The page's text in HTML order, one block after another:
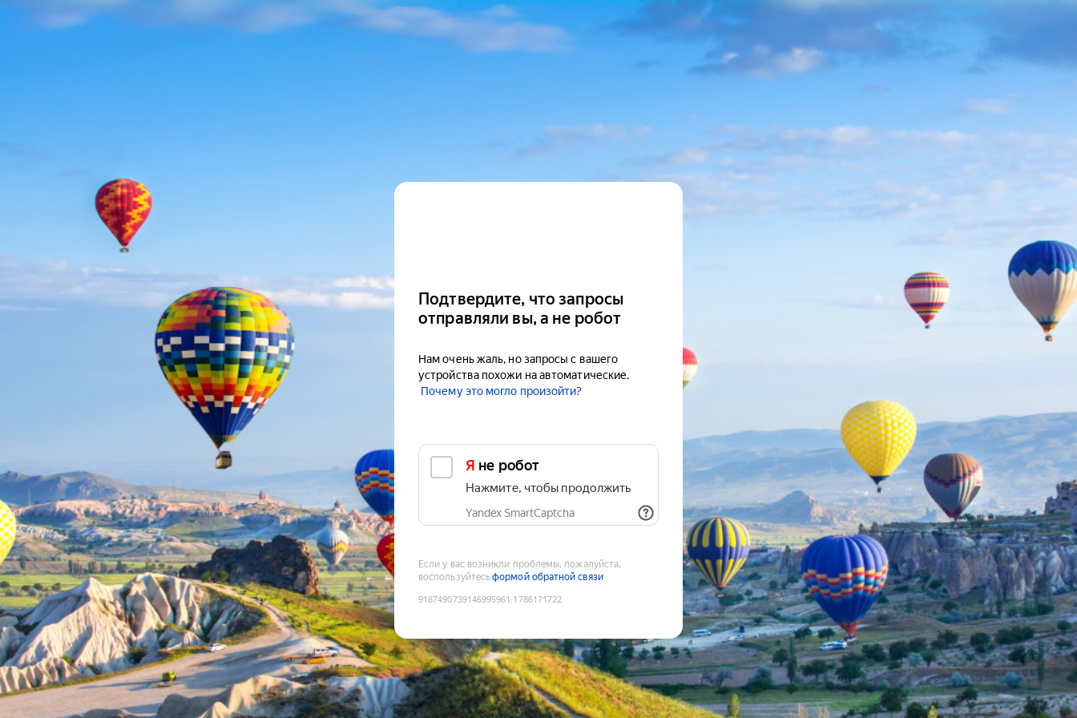
Подтвердите, что запросы
отправляли вы, а не робот
Нам очень жаль, но запросы с вашего
устройства похожи на автоматические.
Почему это могло произойти?
Я не робот
Нажмите, чтобы продолжить
Yandex SmartCaptcha
Если у вас возникли проблемы, пожалуйста,
воспользуйтесьформой обратной связи
9187490739146995961 :1786171722